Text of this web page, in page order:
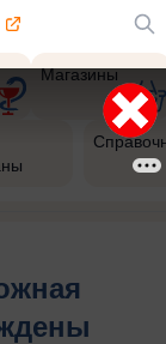
Магазины